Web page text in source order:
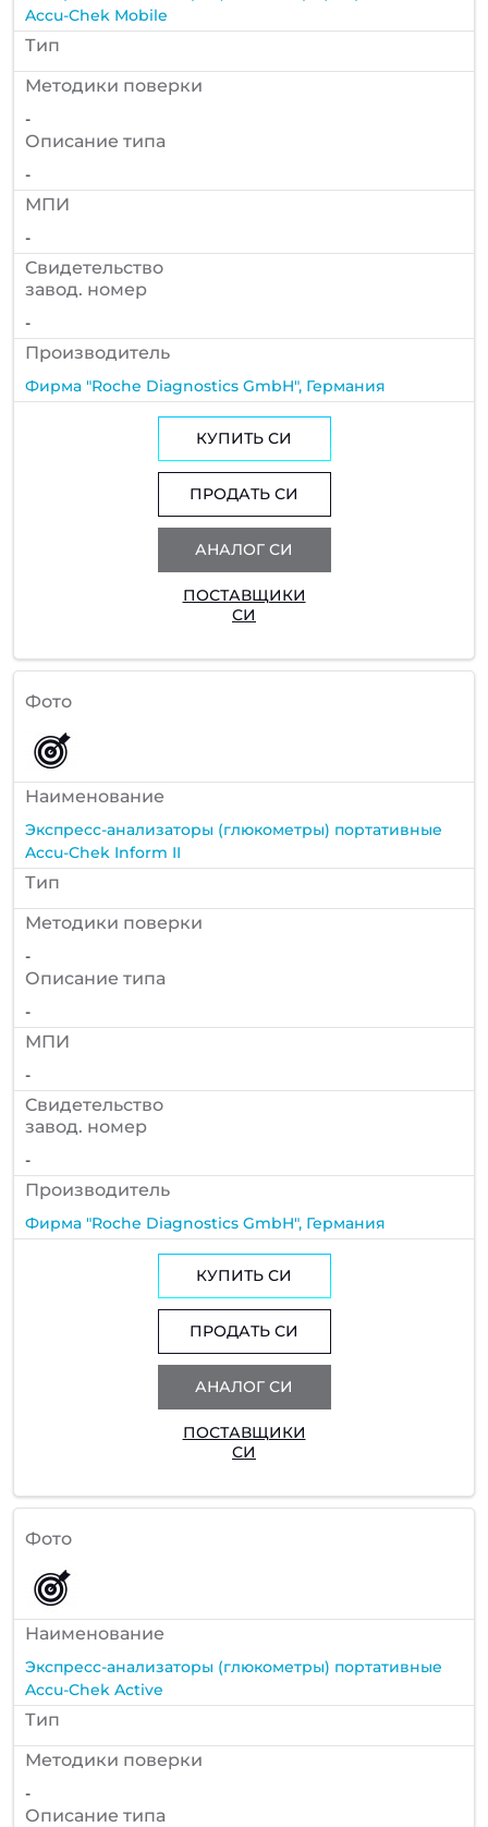
Accu-Chek Mobile
Тип
Методики поверки
-
Описание типа
-
МПИ
-
Cвидетельство
завод. номер
-
Производитель
Фирма "Roche Diagnostics GmbH", Германия
КУПИТЬ СИ
ПРОДАТЬ СИ
АНАЛОГ СИ
ПОСТАВЩИКИ
СИ
Фото
Наименование
Экспресс-анализаторы (глюкометры) портативные
Accu-Chek Inform II
Тип
Методики поверки
-
Описание типа
-
МПИ
-
Cвидетельство
завод. номер
-
Производитель
Фирма "Roche Diagnostics GmbH", Германия
КУПИТЬ СИ
ПРОДАТЬ СИ
АНАЛОГ СИ
ПОСТАВЩИКИ
СИ
Фото
Наименование
Экспресс-анализаторы (глюкометры) портативные
Accu-Chek Active
Тип
Методики поверки
-
Описание типа